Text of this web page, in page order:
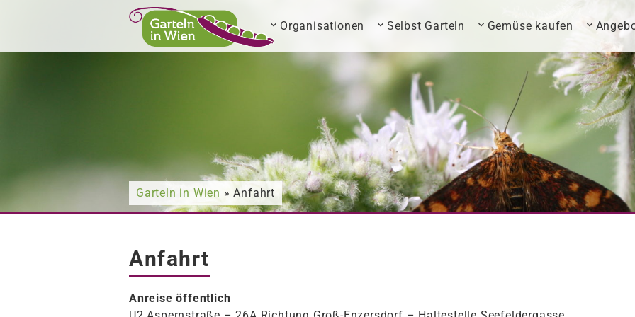
Nach was suchen Sie? Organisationen Selbst Garteln Gemüse kaufen
Garteln in Wien » Anfahrt
Anfahrt
Anreise öffentlich